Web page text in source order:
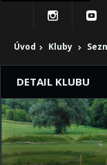
Úvod Kluby
DETAIL KLUBU